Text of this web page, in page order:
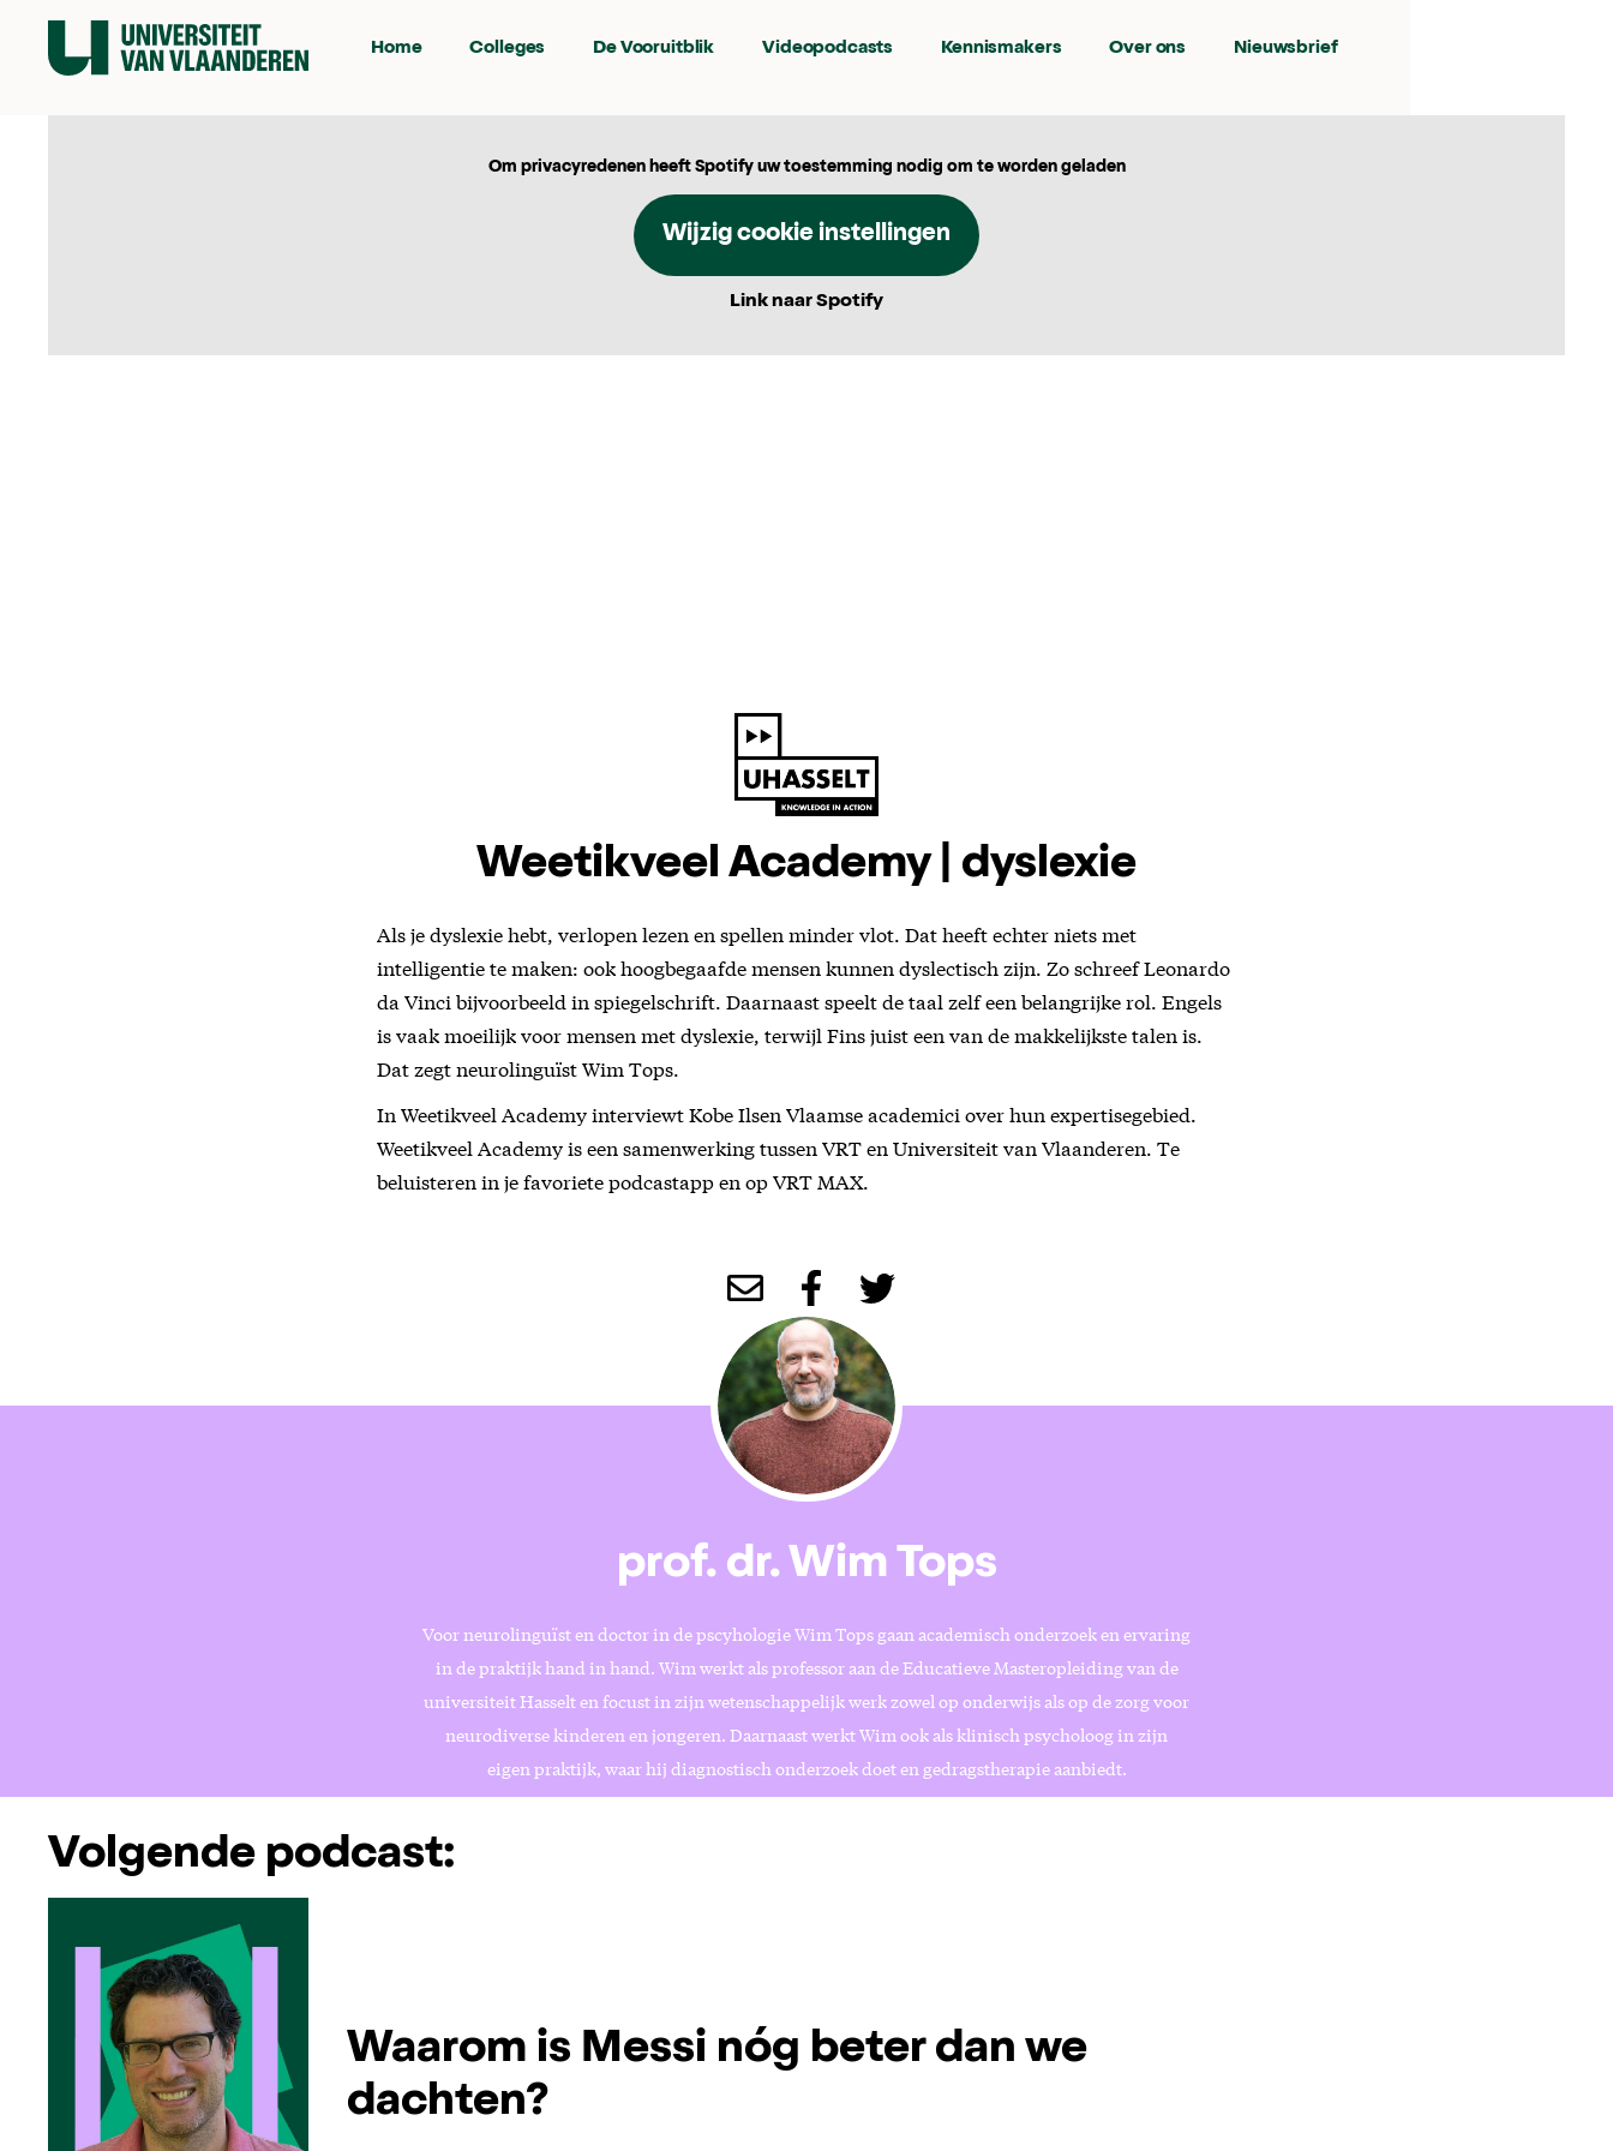
Home Colleges De Vooruitblik Videopodcasts Kennismakers Over ons Nieuwsbrief
Om privacyredenen heeft Spotify uw toestemming nodig om te worden geladen
Wijzig cookie instellingen
Link naar Spotify
Weetikveel Academy | dyslexie
Als je dyslexie hebt, verlopen lezen en spellen minder vlot. Dat heeft echter niets met
intelligentie te maken: ook hoogbegaafde mensen kunnen dyslectisch zijn. Zo schreef Leonardo
da Vinci bijvoorbeeld in spiegelschrift. Daarnaast speelt de taal zelf een belangrijke rol. Engels
is vaak moeilijk voor mensen met dyslexie, terwijl Fins juist een van de makkelijkste talen is.
Dat zegt neurolinguïst Wim Tops.
In Weetikveel Academy interviewt Kobe Ilsen Vlaamse academici over hun expertisegebied.
Weetikveel Academy is een samenwerking tussen VRT en Universiteit van Vlaanderen. Te
beluisteren in je favoriete podcastapp en op VRT MAX.
prof. dr. Wim Tops
Voor neurolinguïst en doctor in de pscyhologie Wim Tops gaan academisch onderzoek en ervaring
in de praktijk hand in hand. Wim werkt als professor aan de Educatieve Masteropleiding van de
universiteit Hasselt en focust in zijn wetenschappelijk werk zowel op onderwijs als op de zorg voor
neurodiverse kinderen en jongeren. Daarnaast werkt Wim ook als klinisch psycholoog in zijn
eigen praktijk, waar hij diagnostisch onderzoek doet en gedragstherapie aanbiedt.
Volgende podcast:
Waarom is Messi nóg beter dan we
dachten?